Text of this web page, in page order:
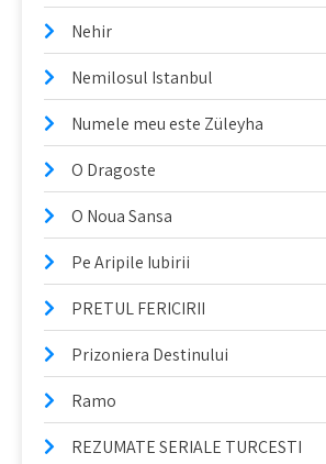
Nehir
Nemilosul Istanbul
Numele meu este Züleyha
O Dragoste
O Noua Sansa
Pe Aripile Iubirii
PRETUL FERICIRII
Prizoniera Destinului
Ramo
REZUMATE SERIALE TURCESTI